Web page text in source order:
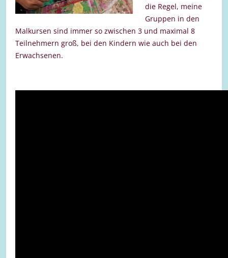
die Regel, meine
Gruppen in den
Malkursen sind immer so zwischen 3 und maximal 8
Teilnehmern groß, bei den Kindern wie auch bei den
Erwachsenen.